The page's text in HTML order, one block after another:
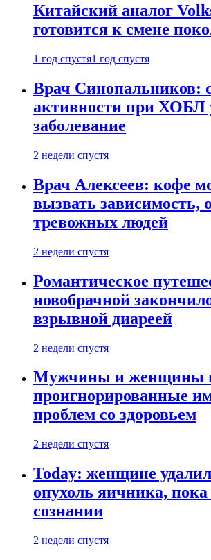
Китайский аналог
готовится к смене
1 год спустя1 год спустя
Врач Синопальников:
активности при ХОБЛ
заболевание
2 недели спустя
Врач Алексеев: кофе
вызвать зависимость,
тревожных людей
2 недели спустя
Романтическое
новобрачной
взрывной диареей
2 недели спустя
Мужчины и женщины
проигнорированные
проблем со здоровьем
2 недели спустя
Today: женщине
опухоль яичника,
сознании
2 недели спустя